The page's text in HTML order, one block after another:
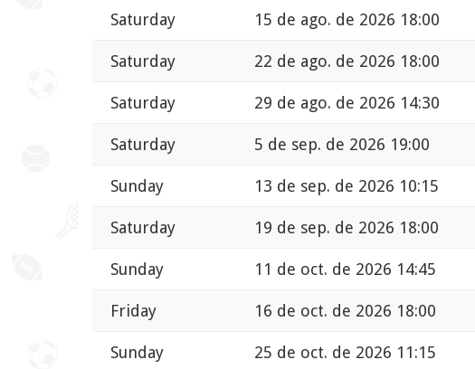
Saturday 15 de ago. de 2026 18:00
Saturday 22 de ago. de 2026 18:00
Saturday 29 de ago. de 2026 14:30
Saturday 5 de sep. de 2026 19:00
Sunday 13 de sep. de 2026 10:15
Saturday 19 de sep. de 2026 18:00
Sunday 11 de oct. de 2026 14:45
Friday 16 de oct. de 2026 18:00
Sunday 25 de oct. de 2026 11:15